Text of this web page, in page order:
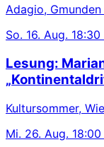
Adagio,
So. 16. Aug. 18:30
Lesung:
Kultursommer,
Mi. 26. Aug.